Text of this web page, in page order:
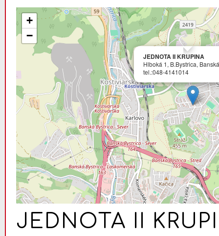
JEDNOTA II KRUPINA
Hlboká 1, B.Bystrica,
tel.:048-4141014
+
−
JEDNOTA II